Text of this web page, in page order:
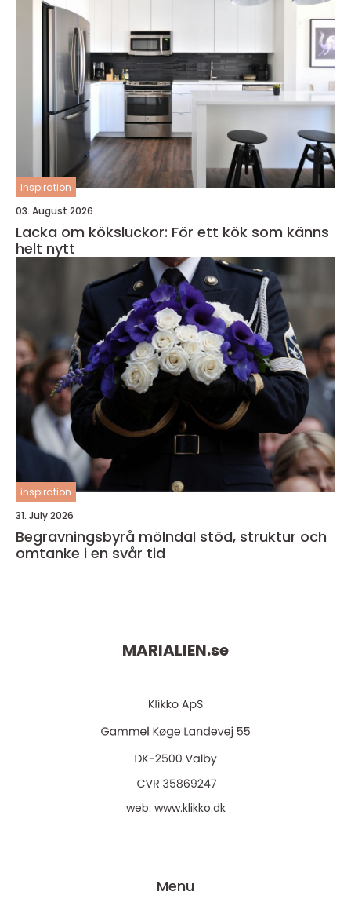
inspiration
03. August 2026
Lacka om köksluckor: För ett kök som känns
helt nytt
inspiration
31. July 2026
Begravningsbyrå mölndal stöd, struktur och
omtanke i en svår tid
MARIALIEN.se
web: www.klikko.dk
Menu